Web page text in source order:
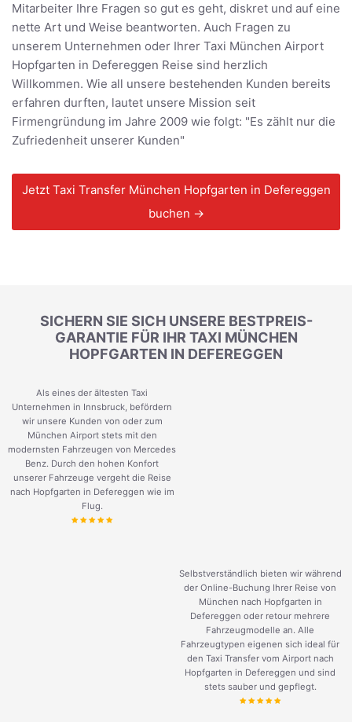
Mitarbeiter Ihre Fragen so gut es geht, diskret und auf eine
nette Art und Weise beantworten. Auch Fragen zu
unserem Unternehmen oder Ihrer Taxi München Airport
Hopfgarten in Defereggen Reise sind herzlich
Willkommen. Wie all unsere bestehenden Kunden bereits
erfahren durften, lautet unsere Mission seit
Firmengründung im Jahre 2009 wie folgt: "Es zählt nur die
Zufriedenheit unserer Kunden"
Jetzt Taxi Transfer München Hopfgarten in Defereggen
buchen →
SICHERN SIE SICH UNSERE BESTPREIS-
GARANTIE FÜR IHR TAXI MÜNCHEN
HOPFGARTEN IN DEFEREGGEN
Als eines der ältesten Taxi
Unternehmen in Innsbruck, befördern
wir unsere Kunden von oder zum
München Airport stets mit den
modernsten Fahrzeugen von Mercedes
Benz. Durch den hohen Konfort
unserer Fahrzeuge vergeht die Reise
nach Hopfgarten in Defereggen wie im
Flug.
Selbstverständlich bieten wir während
der Online-Buchung Ihrer Reise von
München nach Hopfgarten in
Defereggen oder retour mehrere
Fahrzeugmodelle an. Alle
Fahrzeugtypen eigenen sich ideal für
den Taxi Transfer vom Airport nach
Hopfgarten in Defereggen und sind
stets sauber und gepflegt.